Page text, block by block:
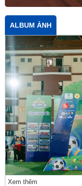
ALBUM ẢNH
Xem thêm